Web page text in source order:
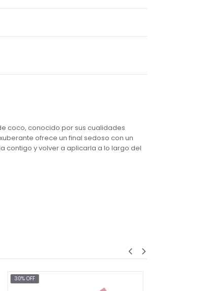
coco, conocido por sus cualidades
ofrece un final sedoso con un
contigo y volver a aplicarla a lo largo del
30% OFF